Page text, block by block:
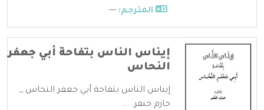
المترجم: ---
إيناس الناس بتفاحة أبي جعفر
النحاس
إيناس الناس بتفاحة أبي جعفر النحاس _
حازم خنفر. ...